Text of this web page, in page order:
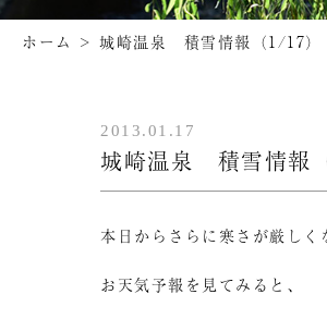
ホーム > 城崎温泉 積雪情報（1/17）
2013.01.17
城崎温泉 積雪情報
本日からさらに寒さが厳しく
お天気予報を見てみると、